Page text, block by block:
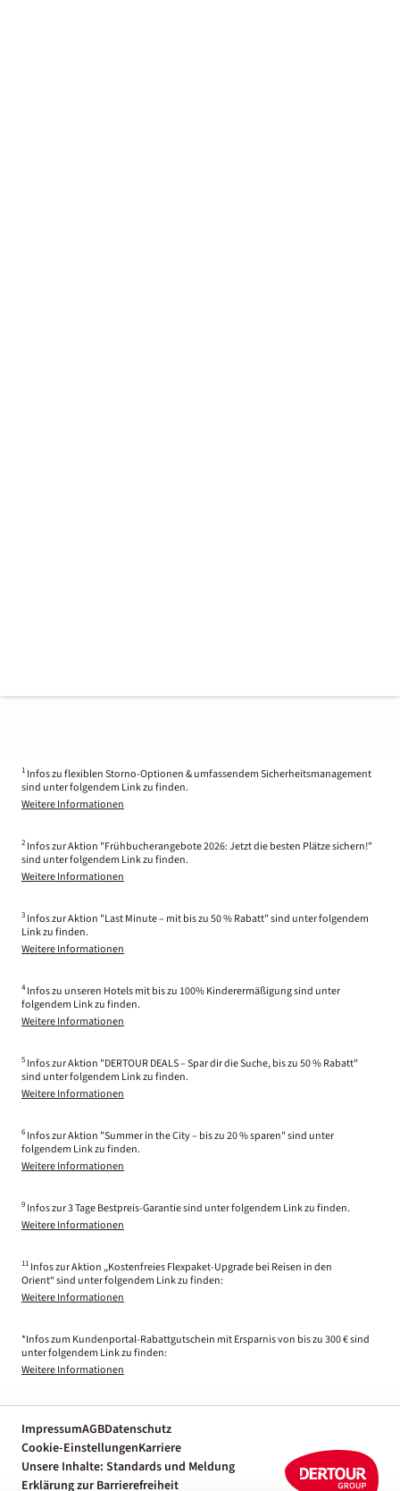
1 Infos zu flexiblen Storno-Optionen & umfassendem Sicherheitsmanagement
sind unter folgendem Link zu finden.
Weitere Informationen
2 Infos zur Aktion "Frühbucherangebote 2026: Jetzt die besten Plätze sichern!"
sind unter folgendem Link zu finden.
Weitere Informationen
3 Infos zur Aktion "Last Minute – mit bis zu 50 % Rabatt" sind unter folgendem
Link zu finden.
Weitere Informationen
4 Infos zu unseren Hotels mit bis zu 100% Kinderermäßigung sind unter
folgendem Link zu finden.
Weitere Informationen
5 Infos zur Aktion "DERTOUR DEALS – Spar dir die Suche, bis zu 50 % Rabatt"
sind unter folgendem Link zu finden.
Weitere Informationen
6 Infos zur Aktion "Summer in the City – bis zu 20 % sparen" sind unter
folgendem Link zu finden.
Weitere Informationen
9 Infos zur 3 Tage Bestpreis-Garantie sind unter folgendem Link zu finden.
Weitere Informationen
11 Infos zur Aktion „Kostenfreies Flexpaket-Upgrade bei Reisen in den
Orient“ sind unter folgendem Link zu finden:
Weitere Informationen
*Infos zum Kundenportal-Rabattgutschein mit Ersparnis von bis zu 300 € sind
unter folgendem Link zu finden:
Weitere Informationen
ImpressumAGBDatenschutz
Cookie-EinstellungenKarriere
Unsere Inhalte: Standards und Meldung
Erklärung zur Barrierefreiheit